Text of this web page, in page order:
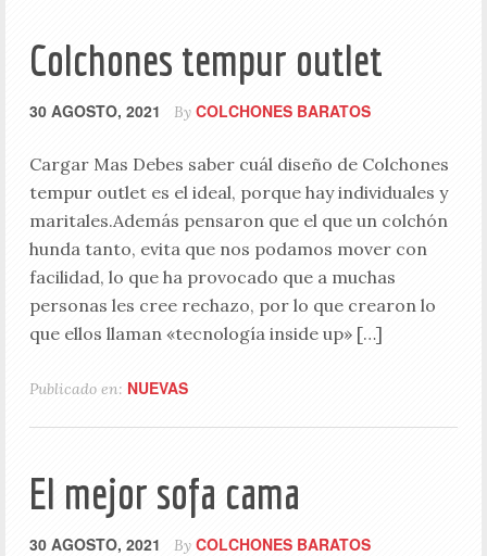
Colchones tempur outlet
30 AGOSTO, 2021 By COLCHONES BARATOS
Cargar Mas Debes saber cuál diseño de Colchones
tempur outlet es el ideal, porque hay individuales y
maritales.Además pensaron que el que un colchón
hunda tanto, evita que nos podamos mover con
facilidad, lo que ha provocado que a muchas
personas les cree rechazo, por lo que crearon lo
que ellos llaman «tecnología inside up» […]
Publicado en: NUEVAS
El mejor sofa cama
30 AGOSTO, 2021 By COLCHONES BARATOS